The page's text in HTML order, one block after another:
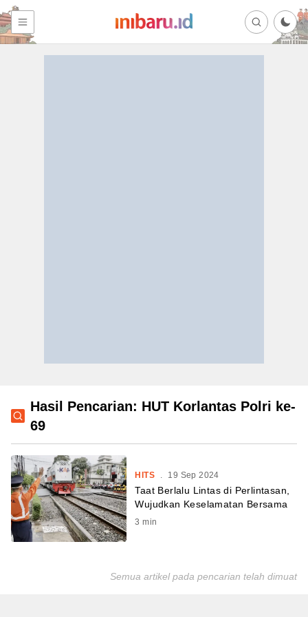
Hasil Pencarian: HUT Korlantas Polri ke-
69
HITS . 19 Sep 2024
Taat Berlalu Lintas di Perlintasan,
Wujudkan Keselamatan Bersama
3 min
Semua artikel pada pencarian telah dimuat